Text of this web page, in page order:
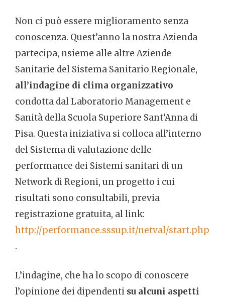
Non ci può essere miglioramento senza
conoscenza. Quest’anno la nostra Azienda
partecipa, nsieme alle altre Aziende
Sanitarie del Sistema Sanitario Regionale,
all’indagine di clima organizzativo
condotta dal Laboratorio Management e
Sanità della Scuola Superiore Sant’Anna di
Pisa. Questa iniziativa si colloca all’interno
del Sistema di valutazione delle
performance dei Sistemi sanitari di un
Network di Regioni, un progetto i cui
risultati sono consultabili, previa
registrazione gratuita, al link:
http://performance.sssup.it/netval/start.php
.
L’indagine, che ha lo scopo di conoscere
l’opinione dei dipendenti su alcuni aspetti